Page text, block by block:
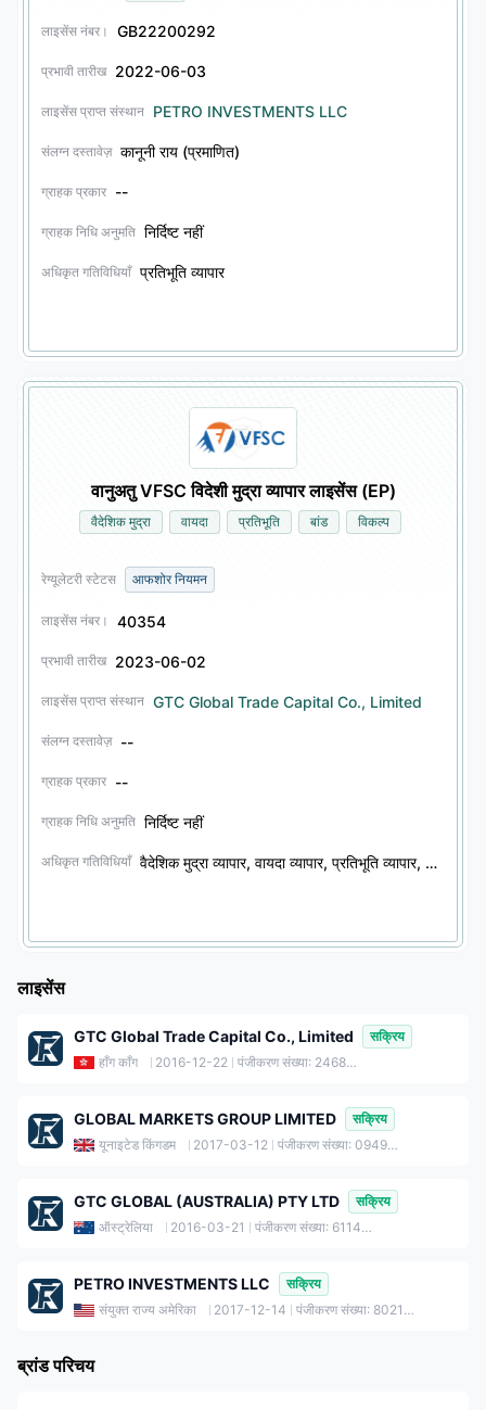
लाइसेंस नंबर। GB22200292
प्रभावी तारीख 2022-06-03
लाइसेंस प्राप्त संस्थान PETRO INVESTMENTS LLC
संलग्न दस्तावेज़ कानूनी राय (प्रमाणित)
ग्राहक प्रकार --
ग्राहक निधि अनुमति निर्दिष्ट नहीं
अधिकृत गतिविधियाँ प्रतिभूति व्यापार
वानुअतु VFSC विदेशी मुद्रा व्यापार लाइसेंस (EP)
वैदेशिक मुद्रा वायदा प्रतिभूति बांड विकल्प
रेग्यूलेटरी स्टेटस आफशोर नियमन
लाइसेंस नंबर। 40354
प्रभावी तारीख 2023-06-02
लाइसेंस प्राप्त संस्थान GTC Global Trade Capital Co., Limited
संलग्न दस्तावेज़ --
ग्राहक प्रकार --
ग्राहक निधि अनुमति निर्दिष्ट नहीं
अधिकृत गतिविधियाँ वैदेशिक मुद्रा व्यापार, वायदा व्यापार, प्रतिभूति व्यापार, बांड व्यापार, विकल्प व्यापार
लाइसेंस
GTC Global Trade Capital Co., Limited
सक्रिय
हाँग काँग
2016-12-22 पंजीकरण संख्या: 2468034
GLOBAL MARKETS GROUP LIMITED
सक्रिय
यूनाइटेड किंगडम
2017-03-12 पंजीकरण संख्या: 09493910
GTC GLOBAL (AUSTRALIA) PTY LTD
सक्रिय
ऑस्ट्रेलिया
2016-03-21 पंजीकरण संख्या: 611436796
PETRO INVESTMENTS LLC
सक्रिय
संयुक्त राज्य अमेरिका
2017-12-14 पंजीकरण संख्या: 802141436
ब्रांड परिचय